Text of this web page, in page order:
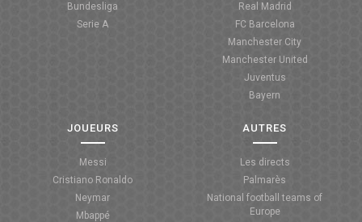
Bundesliga
Serie A
Real Madrid
FC Barcelona
Manchester City
Manchester United
Juventus
Bayern
JOUEURS
Messi
Cristiano Ronaldo
Neymar
Mbappé
AUTRES
Les directs
Palmarès
National football teams of
Europe